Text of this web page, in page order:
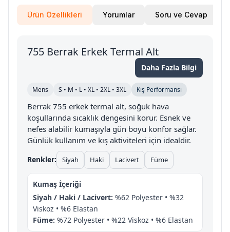
Ürün Özellikleri Yorumlar Soru ve Cevap
755 Berrak Erkek Termal Alt
Daha Fazla Bilgi
Mens S • M • L • XL • 2XL • 3XL Kış Performansı
Berrak 755 erkek termal alt, soğuk hava
koşullarında sıcaklık dengesini korur. Esnek ve
nefes alabilir kumaşıyla gün boyu konfor sağlar.
Günlük kullanım ve kış aktiviteleri için idealdir.
Renkler: Siyah Haki Lacivert Füme
Kumaş İçeriği
Siyah / Haki / Lacivert: %62 Polyester • %32
Viskoz • %6 Elastan
Füme: %72 Polyester • %22 Viskoz • %6 Elastan